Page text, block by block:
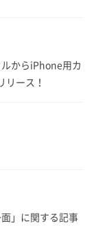
からiPhone用カ
リース！
」に関する記事